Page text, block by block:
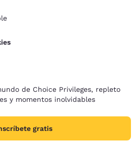
de Choice Privileges, repleto
y momentos inolvidables
gratis